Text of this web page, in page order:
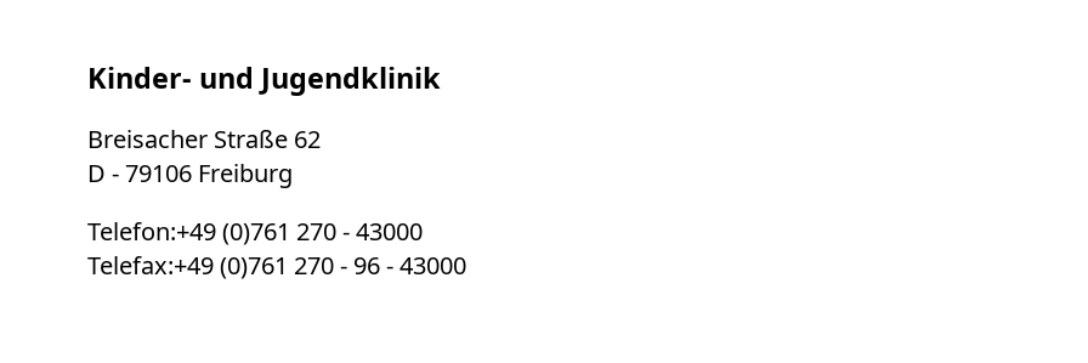
Kinder- und Jugendklinik
Breisacher Straße 62
D - 79106 Freiburg
Telefon:+49 (0)761 270 - 43000
Telefax:+49 (0)761 270 - 96 - 43000